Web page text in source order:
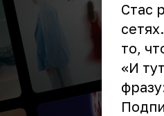
Стас
то,
«И